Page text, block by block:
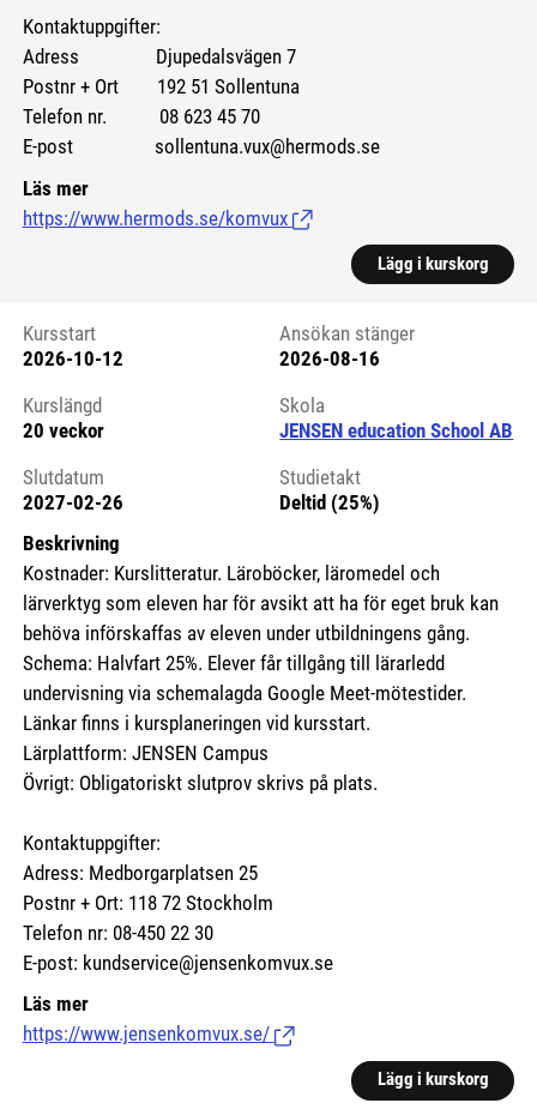
Kontaktuppgifter:
Adress Djupedalsvägen 7
Postnr + Ort 192 51 Sollentuna
Telefon nr. 08 623 45 70
E-post sollentuna.vux@hermods.se
Läs mer
https://www.hermods.se/komvux (Länk till extern sida.)
Lägg i kurskorg
Kursstart 6084290
Kursstart
2026-10-12
Ansökan stänger
2026-08-16
Kurslängd
20 veckor
Skola
JENSEN education School AB
Slutdatum
2027-02-26
Studietakt
Deltid (25%)
Beskrivning
Kostnader: Kurslitteratur. Läroböcker, läromedel och
lärverktyg som eleven har för avsikt att ha för eget bruk kan
behöva införskaffas av eleven under utbildningens gång.
Schema: Halvfart 25%. Elever får tillgång till lärarledd
undervisning via schemalagda Google Meet-mötestider.
Länkar finns i kursplaneringen vid kursstart.
Lärplattform: JENSEN Campus
Övrigt: Obligatoriskt slutprov skrivs på plats.
Kontaktuppgifter:
Adress: Medborgarplatsen 25
Postnr + Ort: 118 72 Stockholm
Telefon nr: 08-450 22 30
E-post: kundservice@jensenkomvux.se
Läs mer
https://www.jensenkomvux.se/ (Länk till extern sida.)
Lägg i kurskorg